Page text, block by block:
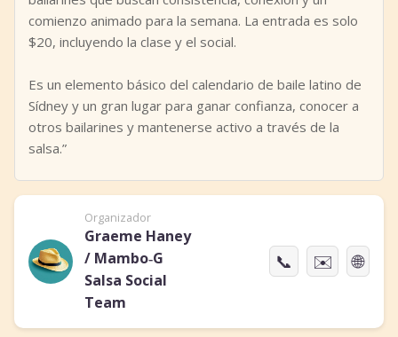
comienzo animado para la semana. La entrada es solo
$20, incluyendo la clase y el social.
Es un elemento básico del calendario de baile latino de
Sídney y un gran lugar para ganar confianza, conocer a
otros bailarines y mantenerse activo a través de la
salsa.”
Organizador
Graeme Haney
/ Mambo‑G
Salsa Social
Team
📞 ✉️ 🌐